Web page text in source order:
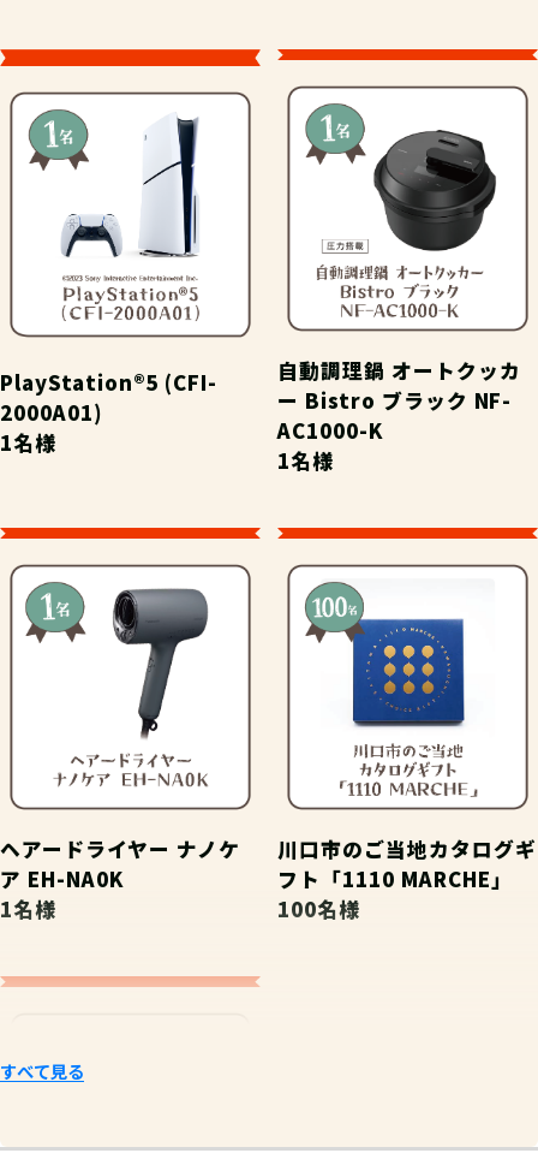
PlayStation®5 (CFI-
2000A01)
1名様
自動調理鍋 オートクッカ
ー Bistro ブラック NF-
AC1000-K
1名様
ヘアードライヤー ナノケ
ア EH-NA0K
1名様
川口市のご当地カタログギ
フト「1110 MARCHE」
100名様
すべて見る